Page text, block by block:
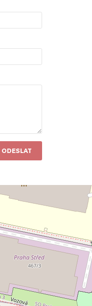
ODESLAT